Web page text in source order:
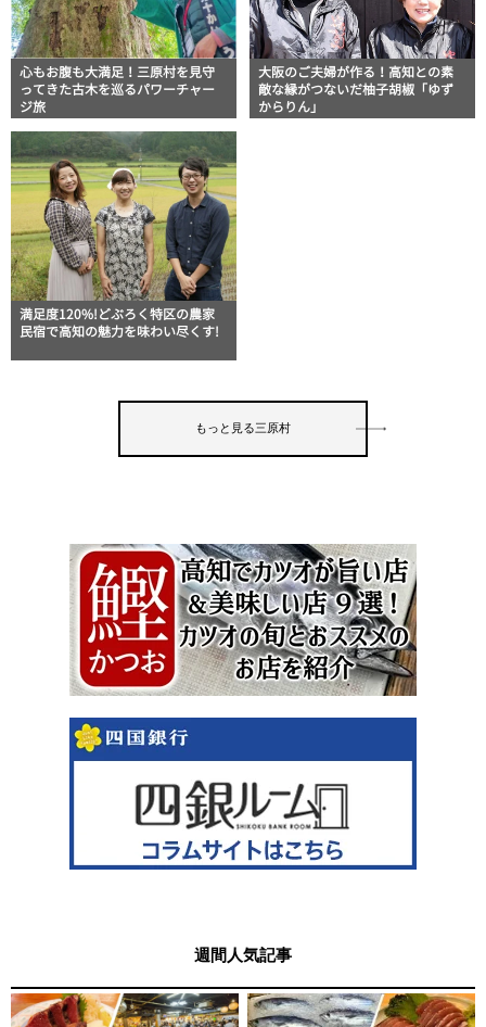
心もお腹も大満足！三原村を見守
ってきた古木を巡るパワーチャー
ジ旅
大阪のご夫婦が作る！高知との素
敵な縁がつないだ柚子胡椒「ゆず
からりん」
満足度120%!どぶろく特区の農家
民宿で高知の魅力を味わい尽くす!
もっと見る三原村
週間人気記事